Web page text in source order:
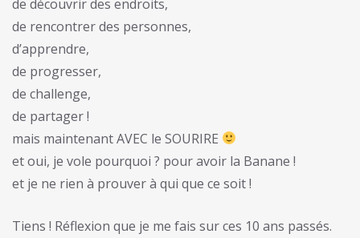
de découvrir des endroits,
de rencontrer des personnes,
d’apprendre,
de progresser,
de challenge,
de partager !
mais maintenant AVEC le SOURIRE
et oui, je vole pourquoi ? pour avoir la Banane !
et je ne rien à prouver à qui que ce soit !
Tiens ! Réflexion que je me fais sur ces 10 ans passés.